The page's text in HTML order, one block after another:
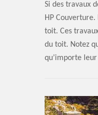
Si des travaux
HP
toit. Ces
du toit. Notez
qu’importe